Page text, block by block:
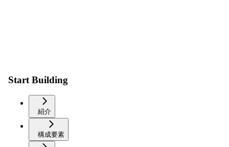
Start Building
紹介
構成要素